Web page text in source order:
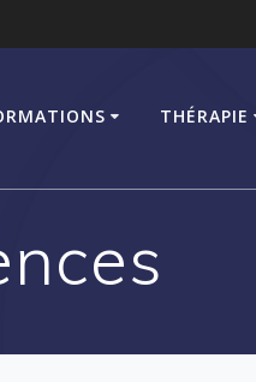
THÉRAPIE